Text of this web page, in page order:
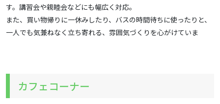
す。講習会や親睦会などにも幅広く対応。
また、買い物帰りに一休みしたり、バスの時間待ちに使ったりと、
一人でも気兼ねなく立ち寄れる、雰囲気づくりを心がけていま
カフェコーナー